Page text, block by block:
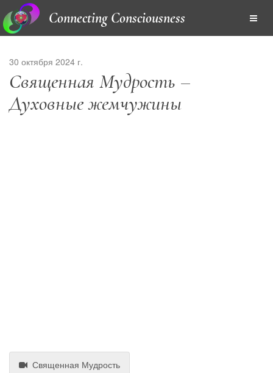
Connecting Consciousness
30 октября 2024 г.
Священная Мудрость –
Духовные жемчужины
Священная Мудрость